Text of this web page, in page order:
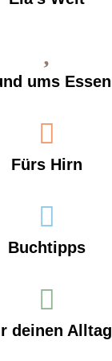
ums Essen
Fürs Hirn
Buchtipps
deinen Alltag